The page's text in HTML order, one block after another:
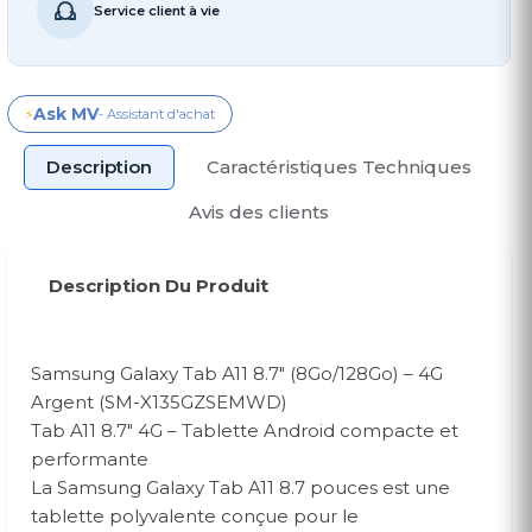
Service client à vie
⚡Ask MV- Assistant d'achat
Description
Caractéristiques Techniques
Avis des clients
Description Du Produit
Samsung Galaxy Tab A11 8.7″ (8Go/128Go) – 4G
Argent (SM-X135GZSEMWD)
Tab A11 8.7″ 4G – Tablette Android compacte et
performante
La Samsung Galaxy Tab A11 8.7 pouces est une
tablette polyvalente conçue pour le